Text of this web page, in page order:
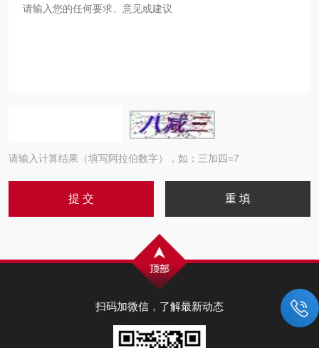
请输入计算结果（填写阿拉伯数字），如：三加四=7
扫码加微信，了解最新动态